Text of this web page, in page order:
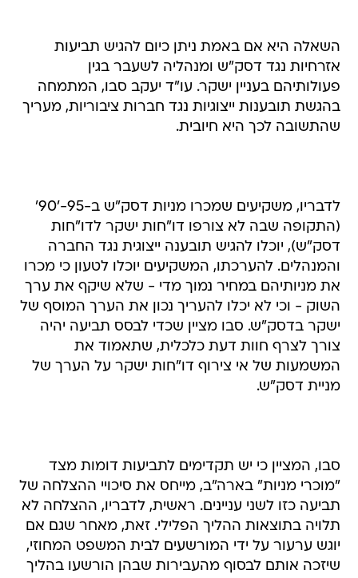
השאלה היא אם באמת ניתן כיום להגיש תביעות
אזרחיות נגד דסק"ש ומנהליה לשעבר בגין
פעולותיהם בעניין ישקר. עו"ד יעקב סבו, המתמחה
בהגשת תובענות ייצוגיות נגד חברות ציבוריות, מעריך
שהתשובה לכך היא חיובית.
לדבריו, משקיעים שמכרו מניות דסק"ש ב-95-'90'
(התקופה שבה לא צורפו דו"חות ישקר לדו"חות
דסק"ש), יוכלו להגיש תובענה ייצוגית נגד החברה
והמנהלים. להערכתו, המשקיעים יוכלו לטעון כי מכרו
את מניותיהם במחיר נמוך מדי - שלא שיקף את ערך
השוק - וכי לא יכלו להעריך נכון את הערך המוסף של
ישקר בדסק"ש. סבו מציין שכדי לבסס תביעה יהיה
צורך לצרף חוות דעת כלכלית, שתאמוד את
המשמעות של אי צירוף דו"חות ישקר על הערך של
מניית דסק"ש.
סבו, המציין כי יש תקדימים לתביעות דומות מצד
"מוכרי מניות" בארה"ב, מייחס את סיכויי ההצלחה של
תביעה כזו לשני עניינים. ראשית, לדבריו, ההצלחה לא
תלויה בתוצאות ההליך הפלילי. זאת, מאחר שגם אם
יוגש ערעור על ידי המורשעים לבית המשפט המחוזי,
שיזכה אותם לבסוף מהעבירות שבהן הורשעו בהליך